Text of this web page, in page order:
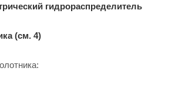
гидрораспределитель
(см. 4)